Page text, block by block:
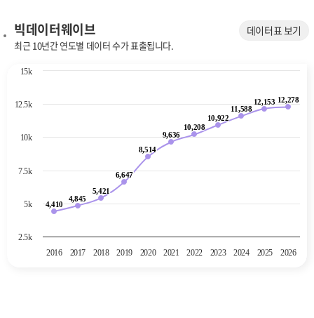
빅데이터웨이브
최근 10년간 연도별 데이터 수가 표출됩니다.
데이터표 보기
Chart
The chart has 1 X axis displaying categories.
The chart has 1 Y axis displaying values. Data ranges from 4410 to
4,410
4,410
4,845
4,845
5,421
5,421
6,647
6,647
8,514
8,514
9,636
9,636
10,208
10,208
10,922
10,922
11,588
11,588
12,153
12,153 12,278
12,278
2016 2017 2018 2019 2020 2021 2022 2023 2024 2025 2026
2.5k
5k
7.5k
10k
12.5k
15k